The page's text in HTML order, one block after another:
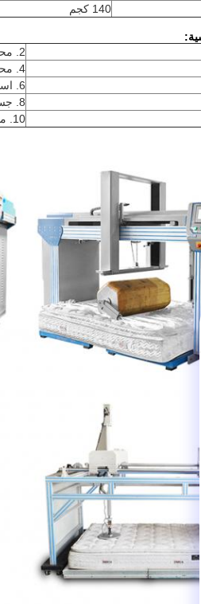
140 كجم
2. محرك Teco التايواني مع مخفض من إيطاليا.
4. محرك "Ed Force" التايواني
6. استيراد من اليابان.
8. جسم الألمنيوم والفولاذ
10. مستورد.